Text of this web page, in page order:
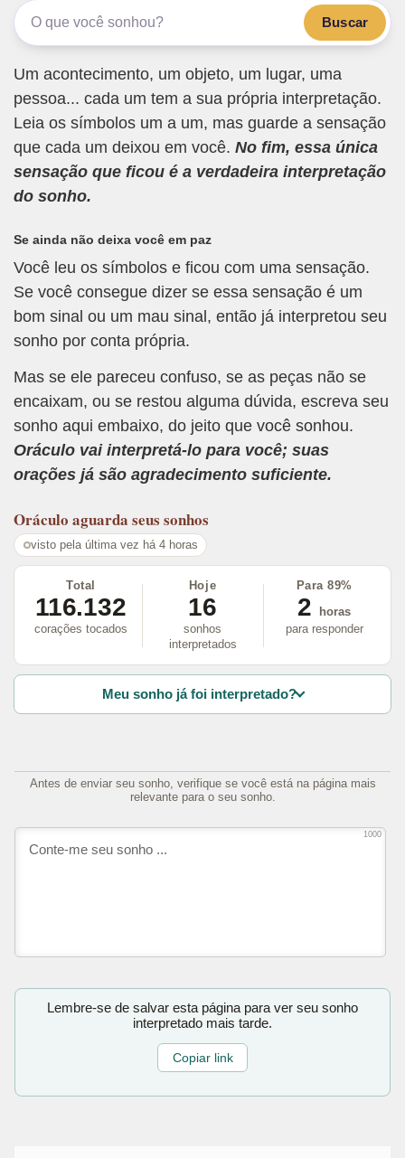
Buscar
Um acontecimento, um objeto, um lugar, uma
pessoa... cada um tem a sua própria interpretação.
Leia os símbolos um a um, mas guarde a sensação
que cada um deixou em você. No fim, essa única
sensação que ficou é a verdadeira interpretação
do sonho.
Se ainda não deixa você em paz
Você leu os símbolos e ficou com uma sensação.
Se você consegue dizer se essa sensação é um
bom sinal ou um mau sinal, então já interpretou seu
sonho por conta própria.
Mas se ele pareceu confuso, se as peças não se
encaixam, ou se restou alguma dúvida, escreva seu
sonho aqui embaixo, do jeito que você sonhou.
Oráculo vai interpretá-lo para você; suas
orações já são agradecimento suficiente.
Oráculo aguarda seus sonhos
visto pela última vez há 4 horas
Total
116.132
corações tocados
Hoje
16
sonhos
interpretados
Para 89%
2
horas
para responder
Meu sonho já foi interpretado?
Antes de enviar seu sonho, verifique se você está na página mais
relevante para o seu sonho.
1000
Lembre-se de salvar esta página para ver seu sonho
interpretado mais tarde.
Copiar link